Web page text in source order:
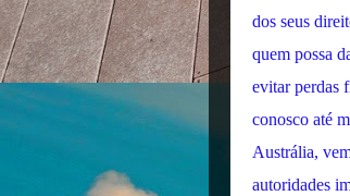
dos seus
quem possa
evitar perdas
conosco até
Austrália,
autoridades